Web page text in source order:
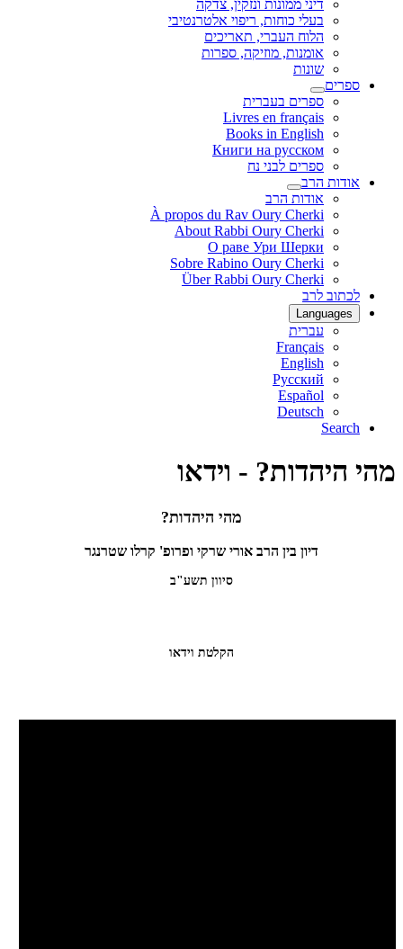
דיני ממונות ונזקין, צדקה
בעלי כוחות, ריפוי אלטרנטיבי
הלוח העברי, תאריכים
אומנות, מוזיקה, ספרות
שונות
ספרים
ספרים בעברית
Livres en français
Books in English
Книги на русском
ספרים לבני נח
אודות הרב
אודות הרב
À propos du Rav Oury Cherki
About Rabbi Oury Cherki
О раве Ури Шерки
Sobre Rabino Oury Cherki
Über Rabbi Oury Cherki
לכתוב לרב
Languages
עברית
Français
English
Русский
Español
Deutsch
Search
מהי היהדות? - וידאו
מהי היהדות?
דיון בין הרב אורי שרקי ופרופ' קרלו שטרנגר
סיוון תשע"ב
הקלטת וידאו